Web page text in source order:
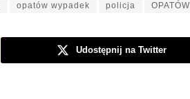
opatów wypadek policja OPATÓW
Udostępnij na Twitter